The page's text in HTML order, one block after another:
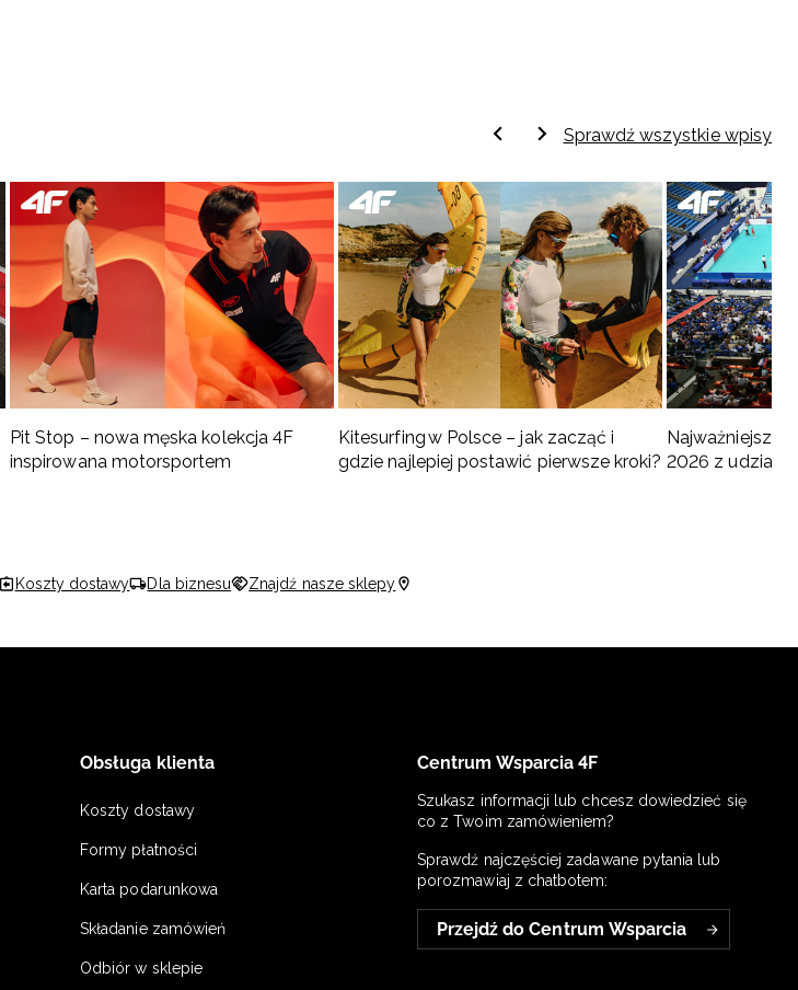
Sprawdź wszystkie wpisy
Pit Stop – nowa męska kolekcja 4F
inspirowana motorsportem
Kitesurfing w Polsce – jak zacząć i
gdzie najlepiej postawić pierwsze kroki?
Najważniejsze
2026 z
Koszty dostawy Dla biznesu Znajdź nasze sklepy
Obsługa klienta
Koszty dostawy
Formy płatności
Karta podarunkowa
Składanie zamówień
Odbiór w sklepie
Centrum Wsparcia 4F
Szukasz informacji lub chcesz dowiedzieć się
co z Twoim zamówieniem?
Sprawdź najczęściej zadawane pytania lub
porozmawiaj z chatbotem:
Przejdź do Centrum Wsparcia